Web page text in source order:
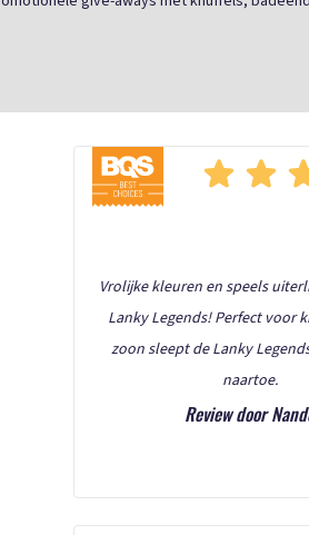
Vrolijke kleuren en speels
Lanky Legends! Perfect voor
zoon sleept de Lanky
naartoe.
Review door